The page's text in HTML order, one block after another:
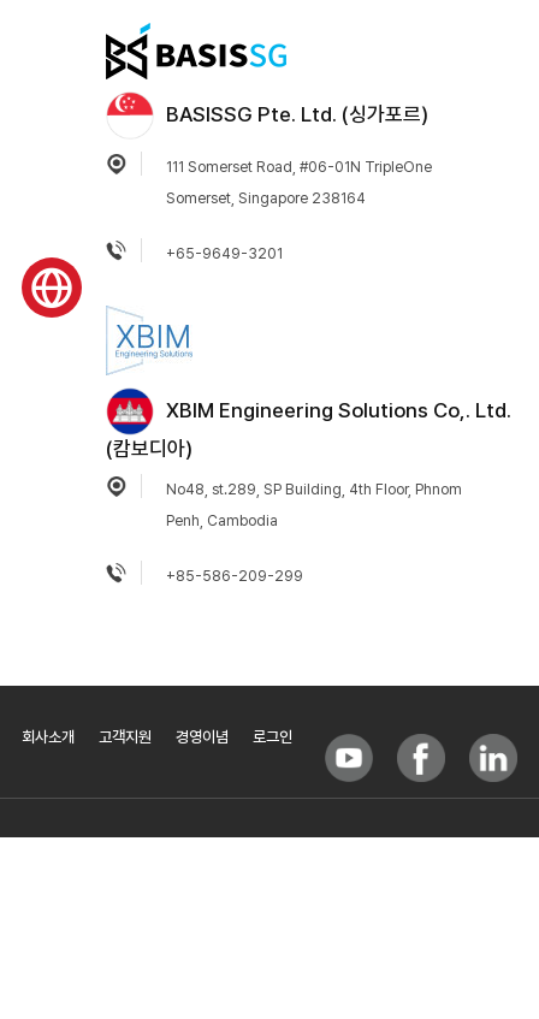
BASISSG Pte. Ltd. (싱가포르)
111 Somerset Road, #06-01N TripleOne
Somerset, Singapore 238164
+65-9649-3201
XBIM Engineering Solutions Co,. Ltd.
(캄보디아)
No48, st.289, SP Building, 4th Floor, Phnom
Penh, Cambodia
+85-586-209-299
회사소개 고객지원 경영이념 로그인